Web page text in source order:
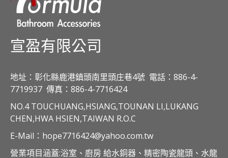
宣盈有限公司
地址：彰化縣鹿港鎮頭南里頭庄巷4號 電話：886-4-
7719937 傳真：886-4-7716424
NO.4 TOUCHUANG,HSIANG,TOUNAN LI,LUKANG
CHEN,HWA HSIEN,TAIWAN R.O.C
E-Mail：hope7716424@yahoo.com.tw
營業項目涵蓋:浴室、廚房 給水銅器、精密陶瓷龍頭、水龍